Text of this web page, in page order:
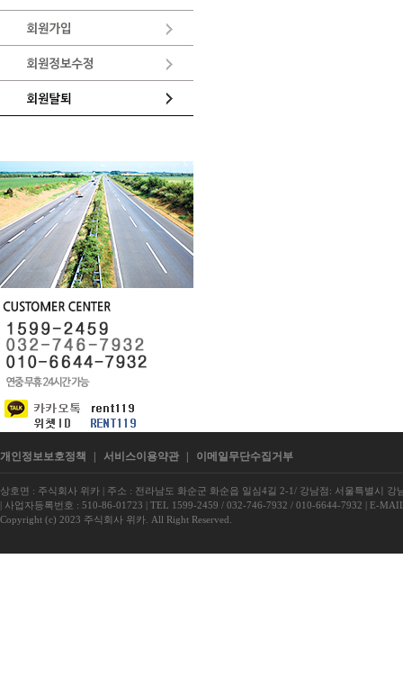
개인정보보호정책 서비스이용약관 이메일무단수집거부
상호면 : 주식회사 위카 | 주소 : 전라남도 화순군 화순읍 일심4길 2-1/ 강남점: 서울특별시 강
| 사업자등록번호 : 510-86-01723 | TEL 1599-2459 / 032-746-7932 / 010-6644-7932 | E-
Copyright (c) 2023 주식회사 위카. All Right Reserved.